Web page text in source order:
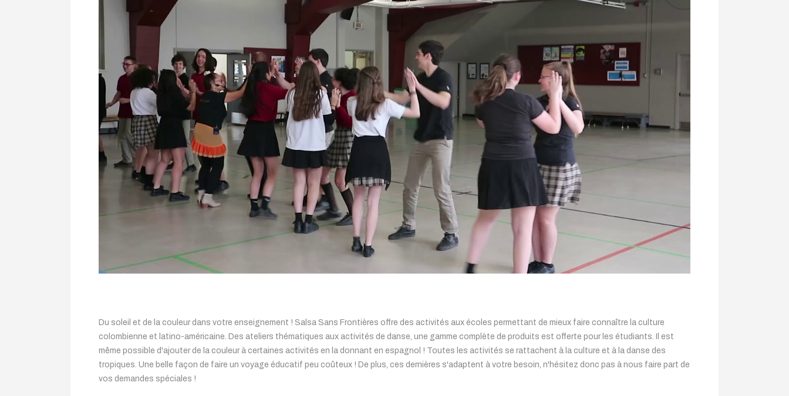
Du soleil et de la couleur dans votre enseignement ! Salsa Sans Frontières offre des activités aux écoles permettant de mieux faire connaître la culture
colombienne et latino-américaine. Des ateliers thématiques aux activités de danse, une gamme complète de produits est offerte pour les étudiants. Il est
même possible d'ajouter de la couleur à certaines activités en la donnant en espagnol ! Toutes les activités se rattachent à la culture et à la danse des
tropiques. Une belle façon de faire un voyage éducatif peu coûteux ! De plus, ces dernières s'adaptent à votre besoin, n'hésitez donc pas à nous faire part de
vos demandes spéciales !